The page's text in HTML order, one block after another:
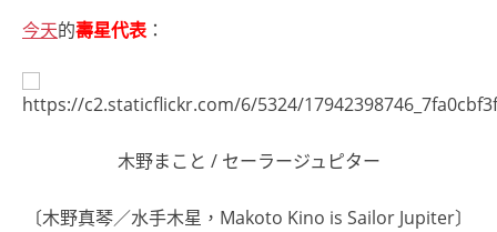
今天的壽星代表：
木野まこと / セーラージュピター
〔木野真琴／水手木星，Makoto Kino is Sailor Jupiter〕